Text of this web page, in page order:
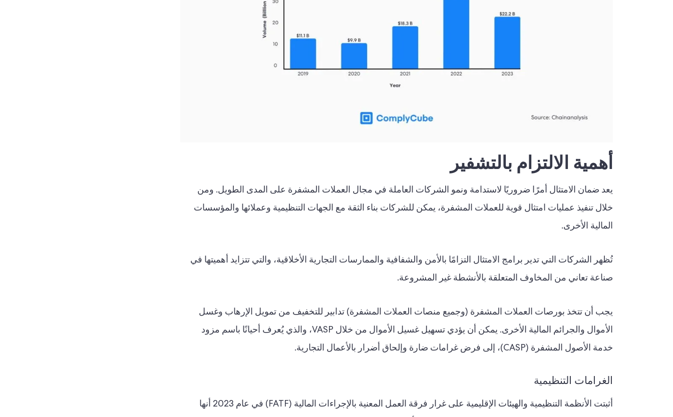
أهمية الالتزام بالتشفير
يعد ضمان الامتثال أمرًا ضروريًا لاستدامة ونمو الشركات العاملة في مجال العملات المشفرة على المدى الطويل. ومن
خلال تنفيذ عمليات امتثال قوية للعملات المشفرة، يمكن للشركات بناء الثقة مع الجهات التنظيمية وعملائها والمؤسسات
المالية الأخرى.
تُظهر الشركات التي تدير برامج الامتثال التزامًا بالأمن والشفافية والممارسات التجارية الأخلاقية، والتي تتزايد أهميتها في
صناعة تعاني من المخاوف المتعلقة بالأنشطة غير المشروعة.
يجب أن تتخذ بورصات العملات المشفرة (وجميع منصات العملات المشفرة) تدابير للتخفيف من تمويل الإرهاب وغسل
الأموال والجرائم المالية الأخرى. يمكن أن يؤدي تسهيل غسيل الأموال من خلال VASP، والذي يُعرف أحيانًا باسم مزود
خدمة الأصول المشفرة (CASP)، إلى فرض غرامات ضارة وإلحاق أضرار بالأعمال التجارية.
الغرامات التنظيمية
أثبتت الأنظمة التنظيمية والهيئات الإقليمية على غرار فرقة العمل المعنية بالإجراءات المالية (FATF) في عام 2023 أنها